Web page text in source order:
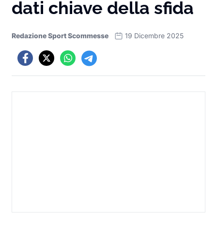
dati chiave della sfida
Redazione Sport Scommesse 19 Dicembre 2025